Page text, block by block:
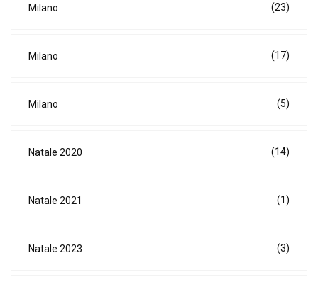
Milano (23)
Milano (17)
Milano (5)
Natale 2020 (14)
Natale 2021 (1)
Natale 2023 (3)